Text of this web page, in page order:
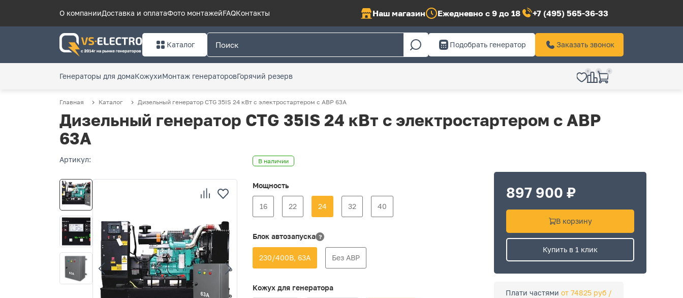
О компанииДоставка и оплатаФото монтажейFAQКонтакты Наш магазин Ежедневно с 9 до 18 +7 (495) 565-36-33
Каталог Подобрать генератор Заказать звонок
Генераторы для домаКожухиМонтаж генераторовГорячий резерв
0 0 0
Главная Каталог Дизельный генератор CTG 35IS 24 кВт с электростартером с АВР 63А
Дизельный генератор CTG 35IS 24 кВт с электростартером с АВР
63А
Артикул: В наличии
Мощность
16 22 24 32 40
Блок автозапуска ?
230/400В, 63А Без АВР
Кожух для генератора
897 900 ₽
В корзину
Купить в 1 клик
Плати частями от 74825 руб /